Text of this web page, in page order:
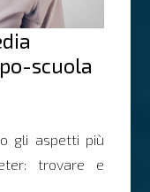
scuola
gli aspetti più
trovare e